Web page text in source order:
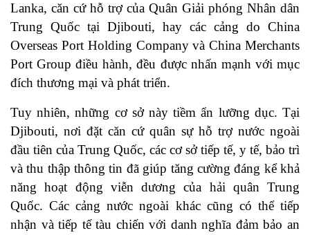
Lanka, căn cứ hỗ trợ của Quân Giải phóng Nhân dân
Trung Quốc tại Djibouti, hay các cảng do China
Overseas Port Holding Company và China Merchants
Port Group điều hành, đều được nhấn mạnh với mục
đích thương mại và phát triển.
Tuy nhiên, những cơ sở này tiềm ẩn lưỡng dục. Tại
Djibouti, nơi đặt căn cứ quân sự hỗ trợ nước ngoài
đầu tiên của Trung Quốc, các cơ sở tiếp tế, y tế, bảo trì
và thu thập thông tin đã giúp tăng cường đáng kể khả
năng hoạt động viễn dương của hải quân Trung
Quốc. Các cảng nước ngoài khác cũng có thể tiếp
nhận và tiếp tế tàu chiến với danh nghĩa đảm bảo an